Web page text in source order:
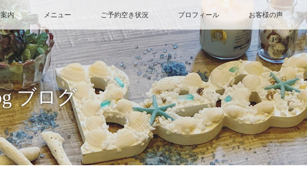
内 メニュー ご予約空き状況 プロフィール お客様の声
ブログ